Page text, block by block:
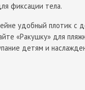
фиксации тела.
удобный плотик с
«Ракушку» для
детям и